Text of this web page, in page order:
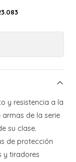
y resistencia a la
de la serie
su clase.
de protección
y tiradores